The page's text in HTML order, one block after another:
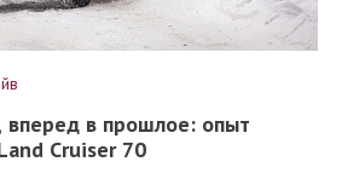
в прошлое: опыт
Cruiser 70